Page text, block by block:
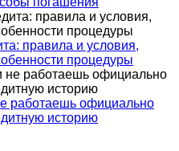
правила и условия,
процедуры
работаешь официально
историю